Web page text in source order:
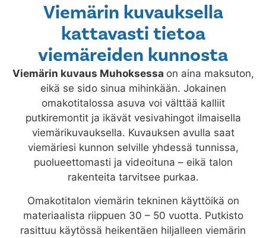
Viemärin kuvauksella
kattavasti tietoa
viemäreiden kunnosta
Viemärin kuvaus Muhoksessa on aina maksuton,
eikä se sido sinua mihinkään. Jokainen
omakotitalossa asuva voi välttää kalliit
putkiremontit ja ikävät vesivahingot ilmaisella
viemärikuvauksella. Kuvauksen avulla saat
viemäriesi kunnon selville yhdessä tunnissa,
puolueettomasti ja videoituna – eikä talon
rakenteita tarvitsee purkaa.
Omakotitalon viemärin tekninen käyttöikä on
materiaalista riippuen 30 – 50 vuotta. Putkisto
rasittuu käytössä heikentäen hiljalleen viemärin